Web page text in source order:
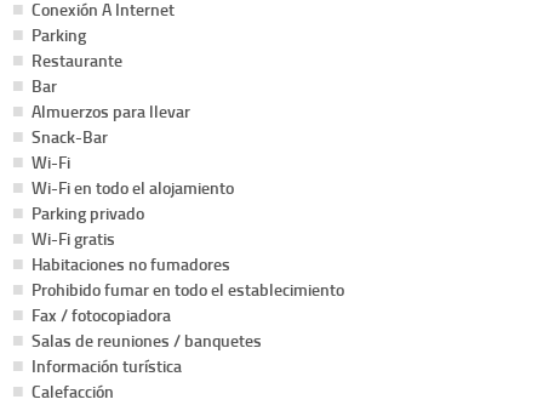
Conexión A Internet
Parking
Restaurante
Bar
Almuerzos para llevar
Snack-Bar
Wi-Fi
Wi-Fi en todo el alojamiento
Parking privado
Wi-Fi gratis
Habitaciones no fumadores
Prohibido fumar en todo el establecimiento
Fax / fotocopiadora
Salas de reuniones / banquetes
Información turística
Calefacción